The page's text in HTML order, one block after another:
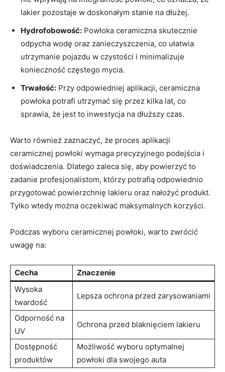
lakier pozostaje w doskonałym stanie na dłużej.
Hydrofobowość: Powłoka ceramiczna skutecznie
odpycha wodę oraz zanieczyszczenia, co ułatwia
utrzymanie pojazdu w czystości i minimalizuje
konieczność częstego mycia.
Trwałość: Przy odpowiedniej aplikacji, ceramiczna
powłoka potrafi utrzymać się przez kilka lat, co
sprawia, że jest to inwestycja na dłuższy czas.
Warto również zaznaczyć, że proces aplikacji
ceramicznej powłoki wymaga precyzyjnego podejścia i
doświadczenia. Dlatego zaleca się, aby powierzyć to
zadanie profesjonalistom, którzy potrafią odpowiednio
przygotować powierzchnię lakieru oraz nałożyć produkt.
Tylko wtedy można oczekiwać maksymalnych korzyści.
Podczas wyboru ceramicznej powłoki, warto zwrócić
uwagę na:
Cecha
Znaczenie
Wysoka
twardość
Lepsza ochrona przed zarysowaniami
Odporność na
UV
Ochrona przed blaknięciem lakieru
Dostępność
produktów
Możliwość wyboru optymalnej
powłoki dla swojego auta